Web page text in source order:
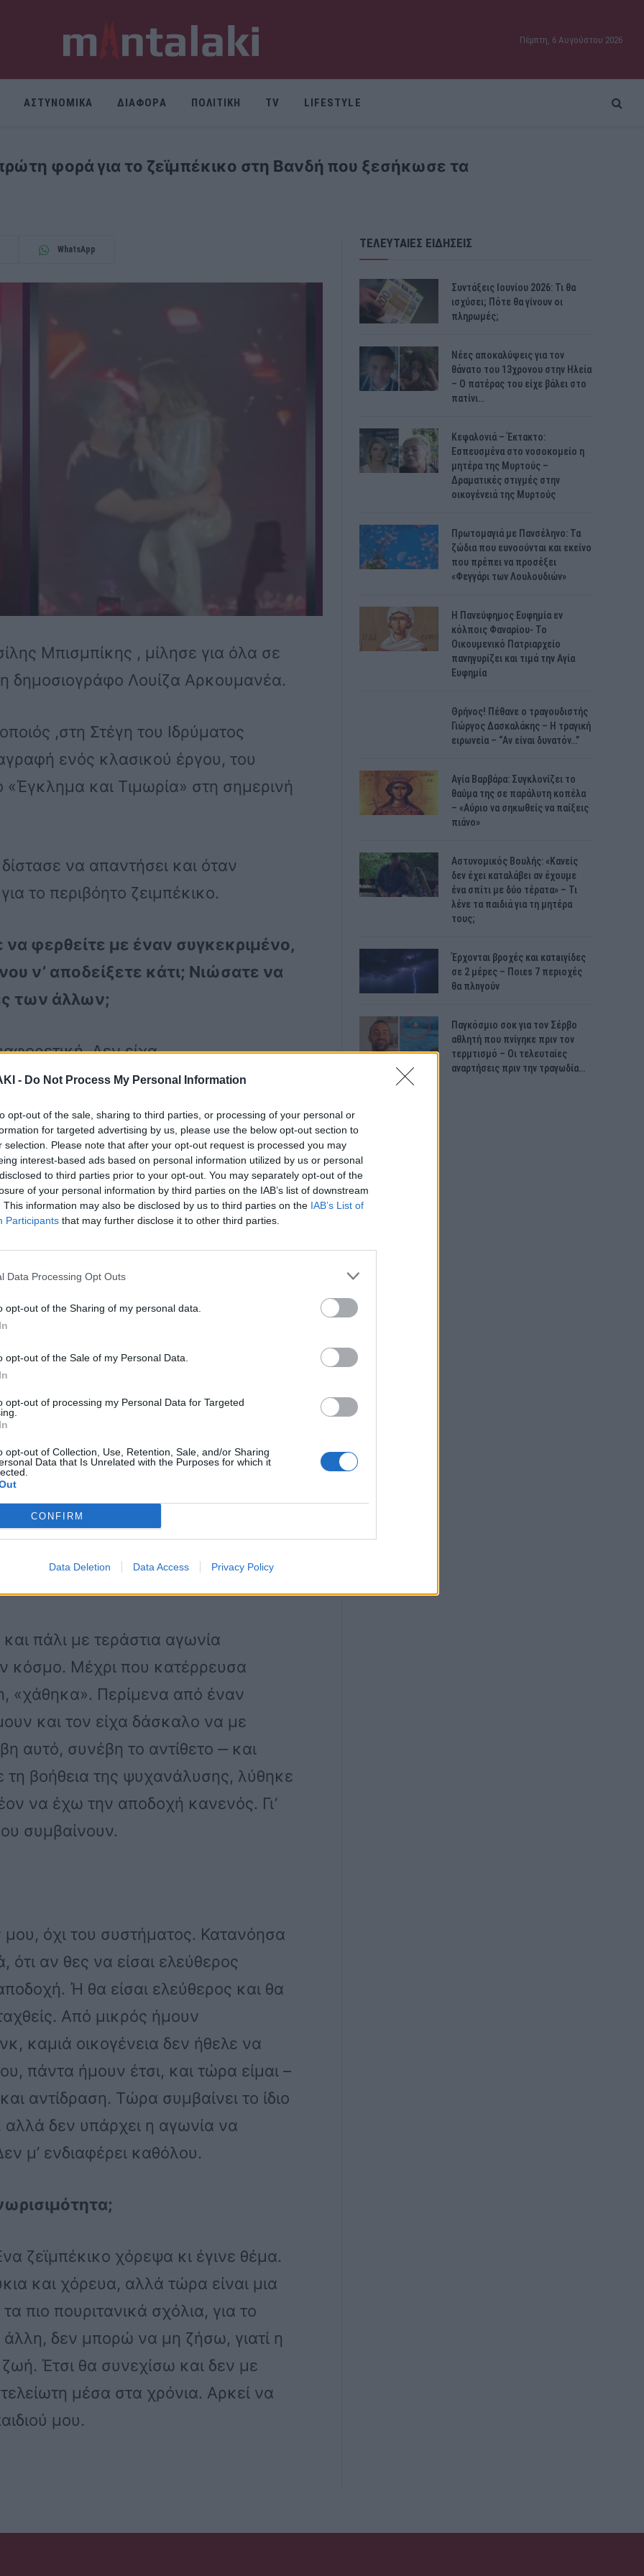
- Do Not Process My Personal Information
opt-out of the sale, sharing to third parties, or processing of your personal or
for targeted advertising by us, please use the below opt-out section to
selection. Please note that after your opt-out request is processed you may
interest-based ads based on personal information utilized by us or personal
to third parties prior to your opt-out. You may separately opt-out of the
of your personal information by third parties on the IAB’s list of downstream
This information may also be disclosed by us to third parties on the IAB’s List of
Participants that may further disclose it to other third parties.
Data Processing Opt Outs
opt-out of the Sharing of my personal data.
opt-out of the Sale of my Personal Data.
opt-out of processing my Personal Data for Targeted
opt-out of Collection, Use, Retention, Sale, and/or Sharing
Data that Is Unrelated with the Purposes for which it
CONFIRM
Data Deletion Data Access Privacy Policy
Πέμπτη, 6 Αυγούστου 2026
ΑΣΤΥΝΟΜΙΚΑ ΔΙΑΦΟΡΑ ΠΟΛΙΤΙΚΗ TV LIFESTYLE
φορά για το ζεϊμπέκικο στη Βανδή που ξεσήκωσε τα
WhatsApp
Μπισμπίκης , μίλησε για όλα σε
δημοσιογράφο Λουίζα Αρκουμανέα.
,στη Στέγη του Ιδρύματος
ενός κλασικού έργου, του
«Έγκλημα και Τιμωρία» στη σημερινή
να απαντήσει και όταν
το περιβόητο ζειμπέκικο.
να φερθείτε με έναν συγκεκριμένο,
ν’ αποδείξετε κάτι; Νιώσατε να
των άλλων;
Δεν είχα
σε μια γειτονιά στο Λουτράκι,
με τους φίλους μου χωρίς
ακόμη και σε ένα τέτοιο
μου. Στα δεκατέσσερα το μυαλό
αλλά τα συναισθήματά μου
μέσα μου. Αν φανταστείς δηλαδή
από το Λουτράκι και να γυρίζει
καταλάβεις πόσος φόβος κρύβεται
τις εξαρτήσεις και τις ουσίες. Οι
που δεν τσακωνόταν ποτέ,
μας. Κι εφόσον δεν υπήρχε
εγώ αυτό έψαχνα να βρω μέσα
ανθρώπους με τους οποίους
πάλι με τεράστια αγωνία
κόσμο. Μέχρι που κατέρρευσα
«χάθηκα». Περίμενα από έναν
και τον είχα δάσκαλο να με
αυτό, συνέβη το αντίθετο ‒ και
τη βοήθεια της ψυχανάλυσης, λύθηκε
να έχω την αποδοχή κανενός. Γι’
συμβαίνουν.
όχι του συστήματος. Κατανόησα
ότι αν θες να είσαι ελεύθερος
Ή θα είσαι ελεύθερος και θα
Από μικρός ήμουν
καμιά οικογένεια δεν ήθελε να
πάντα ήμουν έτσι, και τώρα είμαι –
αντίδραση. Τώρα συμβαίνει το ίδιο
αλλά δεν υπάρχει η αγωνία να
μ’ ενδιαφέρει καθόλου.
ζεϊμπέκικο χόρεψα κι έγινε θέμα.
και χόρευα, αλλά τώρα είναι μια
πιο πουριτανικά σχόλια, για το
δεν μπορώ να μη ζήσω, γιατί η
Έτσι θα συνεχίσω και δεν με
μέσα στα χρόνια. Αρκεί να
μου.
ΤΕΛΕΥΤΑΙΕΣ ΕΙΔΗΣΕΙΣ
Συντάξεις Ιουνίου 2026: Τι θα
ισχύσει; Πότε θα γίνουν οι
πληρωμές;
Νέες αποκαλύψεις για τον
θάνατο του 13χρονου στην Ηλεία
– Ο πατέρας του είχε βάλει στο
πατίνι…
Κεφαλονιά – Έκτακτο:
Εσπευσμένα στο νοσοκομείο η
μητέρα της Μυρτούς –
Δραματικές στιγμές στην
οικογένειά της Μυρτούς
Πρωτομαγιά με Πανσέληνο: Τα
ζώδια που ευνοούνται και εκείνο
που πρέπει να προσέξει
«Φεγγάρι των Λουλουδιών»
H Πανεύφημος Ευφημία εν
κόλποις Φαναρίου- Το
Οικουμενικό Πατριαρχείο
πανηγυρίζει και τιμά την Αγία
Ευφημία
Θρήνος! Πέθανε ο τραγουδιστής
Γιώργος Δασκαλάκης – Η τραγική
ειρωνεία – “Αν είναι δυνατόν…”
Αγία Βαρβάρα: Συγκλονίζει το
θαύμα της σε παράλυτη κοπέλα
– «Αύριο να σηκωθείς να παίξεις
πιάνο»
Αστυνομικός Bουλής: «Κανείς
δεν έχει καταλάβει αν έχουμε
ένα σπίτι με δύο τέρατα» – Τι
λένε τα παιδιά για τη μητέρα
τους;
Έρχονται βροχές και κατaιγίδες
σε 2 μέpες – Ποιεs 7 πεpιοχές
θα πλnγούν
Παγκόσμιο σοκ για τον Σέρβο
αθλητή που πνίγηκε πριν τον
τερμτισμό – Οι τελευταίες
αναρτήσεις πριν την τραγωδία…